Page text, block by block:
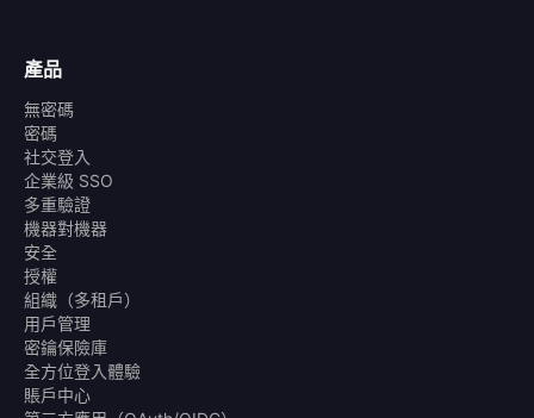
產品
無密碼
密碼
社交登入
企業級 SSO
多重驗證
機器對機器
安全
授權
組織（多租戶）
用戶管理
密鑰保險庫
全方位登入體驗
賬戶中心